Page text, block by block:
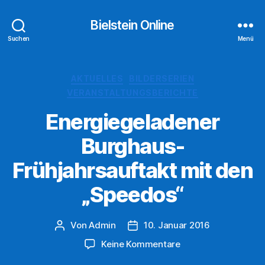
Suchen
Bielstein Online
Menü
Energiegeladener
Burghaus-
Frühjahrsauftakt mit den
„Speedos“
Beitragsautor
VonAdmin Veröffentlichungsdatum
10. Januar 2016
Keine Kommentarezu